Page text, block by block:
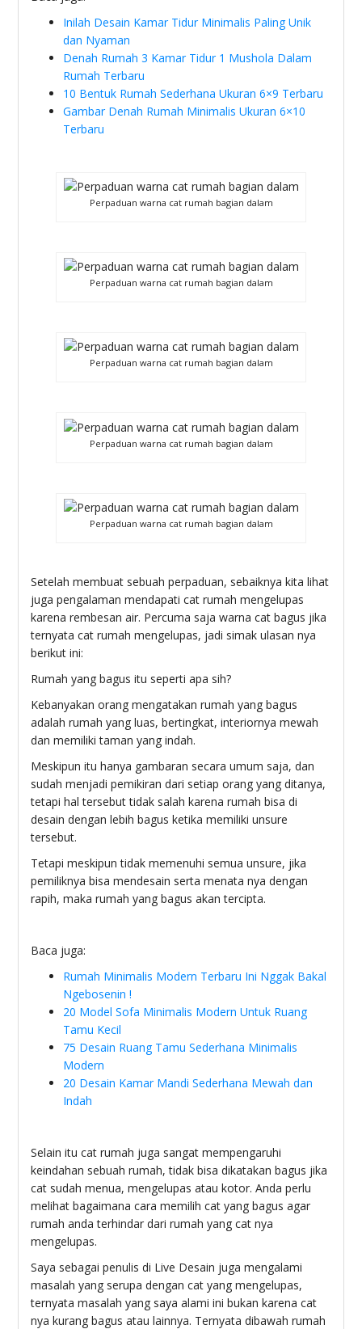
Inilah Desain Kamar Tidur Minimalis Paling Unik
dan Nyaman
Denah Rumah 3 Kamar Tidur 1 Mushola Dalam
Rumah Terbaru
10 Bentuk Rumah Sederhana Ukuran 6×9 Terbaru
Gambar Denah Rumah Minimalis Ukuran 6×10
Terbaru
Perpaduan warna cat rumah bagian dalam
Perpaduan warna cat rumah bagian dalam
Perpaduan warna cat rumah bagian dalam
Perpaduan warna cat rumah bagian dalam
Perpaduan warna cat rumah bagian dalam
Setelah membuat sebuah perpaduan, sebaiknya kita lihat
juga pengalaman mendapati cat rumah mengelupas
karena rembesan air. Percuma saja warna cat bagus jika
ternyata cat rumah mengelupas, jadi simak ulasan nya
berikut ini:
Rumah yang bagus itu seperti apa sih?
Kebanyakan orang mengatakan rumah yang bagus
adalah rumah yang luas, bertingkat, interiornya mewah
dan memiliki taman yang indah.
Meskipun itu hanya gambaran secara umum saja, dan
sudah menjadi pemikiran dari setiap orang yang ditanya,
tetapi hal tersebut tidak salah karena rumah bisa di
desain dengan lebih bagus ketika memiliki unsure
tersebut.
Tetapi meskipun tidak memenuhi semua unsure, jika
pemiliknya bisa mendesain serta menata nya dengan
rapih, maka rumah yang bagus akan tercipta.
Baca juga:
Rumah Minimalis Modern Terbaru Ini Nggak Bakal
Ngebosenin !
20 Model Sofa Minimalis Modern Untuk Ruang
Tamu Kecil
75 Desain Ruang Tamu Sederhana Minimalis
Modern
20 Desain Kamar Mandi Sederhana Mewah dan
Indah
Selain itu cat rumah juga sangat mempengaruhi
keindahan sebuah rumah, tidak bisa dikatakan bagus jika
cat sudah menua, mengelupas atau kotor. Anda perlu
melihat bagaimana cara memilih cat yang bagus agar
rumah anda terhindar dari rumah yang cat nya
mengelupas.
Saya sebagai penulis di Live Desain juga mengalami
masalah yang serupa dengan cat yang mengelupas,
ternyata masalah yang saya alami ini bukan karena cat
nya kurang bagus atau lainnya. Ternyata dibawah rumah